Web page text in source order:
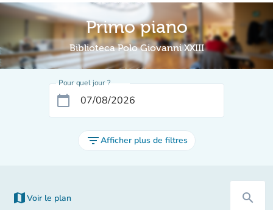
Primo piano
Biblioteca Polo Giovanni XXIII
Pour quel jour ?
calendar_today
filter_listAfficher plus de filtres
map Voir le plan
(nouvel onglet) search